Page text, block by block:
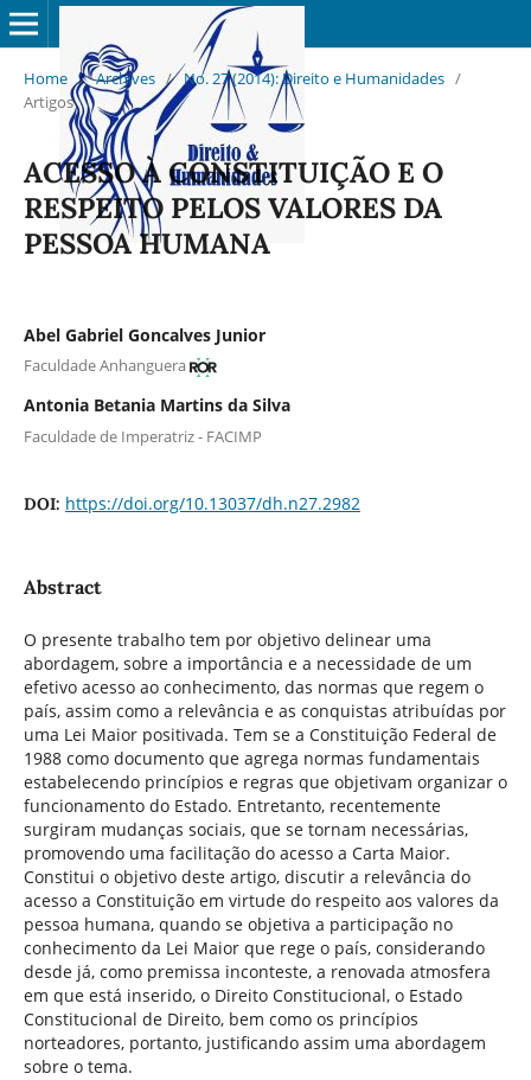
Home / Archives / No. 27 (2014): Direito e Humanidades /
Artigos
ACESSO À CONSTITUIÇÃO E O
RESPEITO PELOS VALORES DA
PESSOA HUMANA
Abel Gabriel Goncalves Junior
Faculdade Anhanguera
Antonia Betania Martins da Silva
Faculdade de Imperatriz - FACIMP
DOI: https://doi.org/10.13037/dh.n27.2982
Abstract
O presente trabalho tem por objetivo delinear uma
abordagem, sobre a importância e a necessidade de um
efetivo acesso ao conhecimento, das normas que regem o
país, assim como a relevância e as conquistas atribuídas por
uma Lei Maior positivada. Tem se a Constituição Federal de
1988 como documento que agrega normas fundamentais
estabelecendo princípios e regras que objetivam organizar o
funcionamento do Estado. Entretanto, recentemente
surgiram mudanças sociais, que se tornam necessárias,
promovendo uma facilitação do acesso a Carta Maior.
Constitui o objetivo deste artigo, discutir a relevância do
acesso a Constituição em virtude do respeito aos valores da
pessoa humana, quando se objetiva a participação no
conhecimento da Lei Maior que rege o país, considerando
desde já, como premissa inconteste, a renovada atmosfera
em que está inserido, o Direito Constitucional, o Estado
Constitucional de Direito, bem como os princípios
norteadores, portanto, justificando assim uma abordagem
sobre o tema.